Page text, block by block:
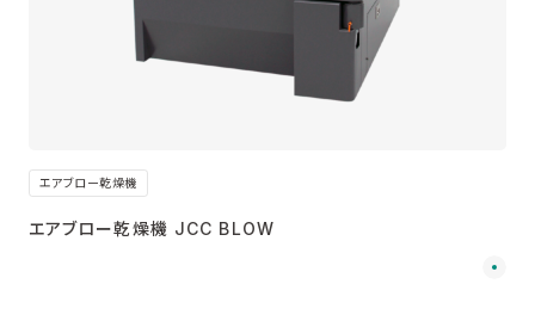
エアブロー乾燥機
エアブロー乾燥機 JCC BLOW